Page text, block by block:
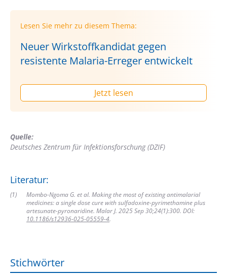
Lesen Sie mehr zu diesem Thema:
Neuer Wirkstoffkandidat gegen
resistente Malaria-Erreger entwickelt
Jetzt lesen
Quelle:
Deutsches Zentrum für Infektionsforschung (DZIF)
Literatur:
(1)
Mombo-Ngoma G. et al. Making the most of existing antimalarial
medicines: a single dose cure with sulfadoxine-pyrimethamine plus
artesunate-pyronaridine. Malar J. 2025 Sep 30;24(1):300. DOI:
10.1186/s12936-025-05559-4.
Stichwörter